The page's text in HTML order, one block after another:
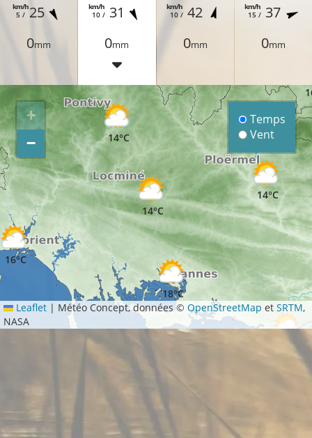
5 /
km/h25
0mm
10 /
km/h 31
0mm
10 /
km/h 42
0mm
15 /
km/h 37
0mm
14°C
16°C
14°C
14°C
16°C
18°C
+
−
Temps
Vent
Leaflet | Météo Concept, données ©OpenStreetMap etSRTM,
NASA